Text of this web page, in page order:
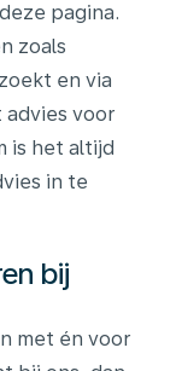
pagina.
zoals
en via
voor
is het altijd
in te
bij
met én voor